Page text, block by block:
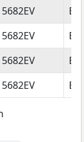
5682EV
5682EV
5682EV
5682EV